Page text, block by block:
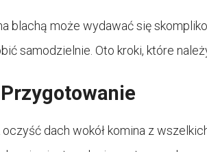
blachą może wydawać się
samodzielnie. Oto kroki, które
dach wokół komina z